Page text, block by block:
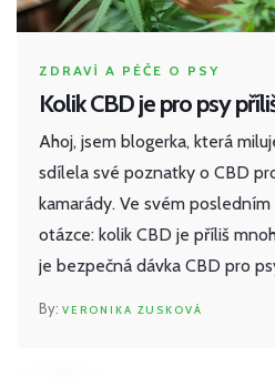
ZDRAVÍ A PÉČE O PSY
Kolik CBD je pro psy
Ahoj, jsem blogerka, která
sdílela své poznatky o CBD
kamarády. Ve svém
otázce: kolik CBD je příliš
je bezpečná dávka CBD pro
VERONIKA ZUSKOVÁ